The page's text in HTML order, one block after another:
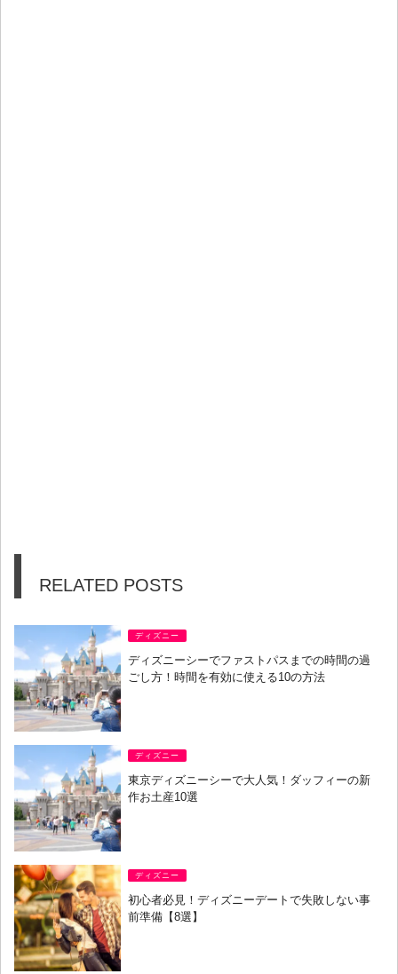
RELATED POSTS
ディズニー
ディズニーシーでファストパスまでの時間の過
ごし方！時間を有効に使える10の方法
ディズニー
東京ディズニーシーで大人気！ダッフィーの新
作お土産10選
ディズニー
初心者必見！ディズニーデートで失敗しない事
前準備【8選】